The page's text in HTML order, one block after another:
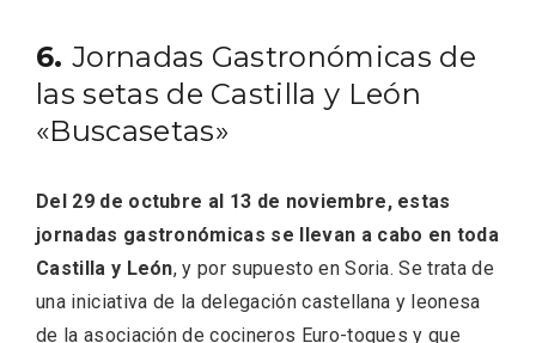
6. Jornadas Gastronómicas de
las setas de Castilla y León
«Buscasetas»
Del 29 de octubre al 13 de noviembre, estas
jornadas gastronómicas se llevan a cabo en toda
Castilla y León, y por supuesto en Soria. Se trata de
una iniciativa de la delegación castellana y leonesa
de la asociación de cocineros Euro-toques y que
IV Edición del Festival de Narración Oral,
Memoria, Tierra y Voz